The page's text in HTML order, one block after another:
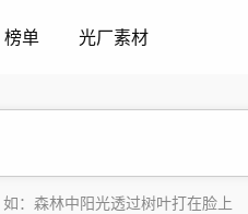
榜单 光厂素材
：森林中阳光透过树叶打在脸上